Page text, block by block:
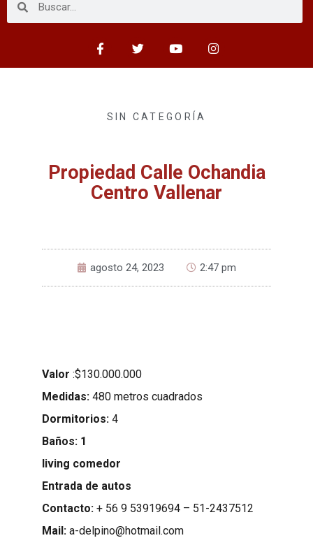
SIN CATEGORÍA
Propiedad Calle Ochandia
Centro Vallenar
agosto 24, 2023 2:47 pm
Valor :$130.000.000
Medidas: 480 metros cuadrados
Dormitorios: 4
Baños: 1
living comedor
Entrada de autos
Contacto: + 56 9 53919694 – 51-2437512
Mail: a-delpino@hotmail.com